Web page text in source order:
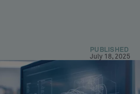
PUBLISHED
July 18, 2025